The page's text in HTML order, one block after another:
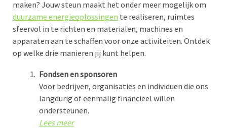
maken? Jouw steun maakt het onder meer mogelijk om
duurzame energieoplossingen te realiseren, ruimtes
sfeervol in te richten en materialen, machines en
apparaten aan te schaffen voor onze activiteiten. Ontdek
op welke drie manieren jij kunt helpen.
Fondsen en sponsoren
Voor bedrijven, organisaties en individuen die ons
langdurig of eenmalig financieel willen
ondersteunen.
Lees meer